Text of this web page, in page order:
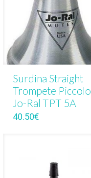
Surdina Straight
Trompete Piccolo
Jo-Ral TPT 5A
40.50€